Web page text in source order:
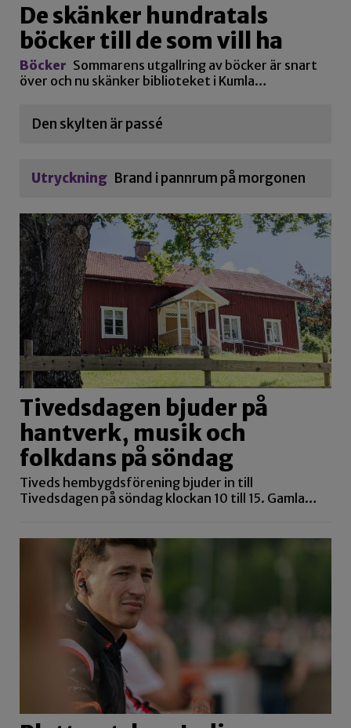
De skänker hundratals
böcker till de som vill ha
Böcker Sommarens utgallring av böcker är snart
över och nu skänker biblioteket i Kumla…
Den skylten är passé
Utryckning Brand i pannrum på morgonen
Tivedsdagen bjuder på
hantverk, musik och
folkdans på söndag
Tiveds hembygdsförening bjuder in till
Tivedsdagen på söndag klockan 10 till 15. Gamla…